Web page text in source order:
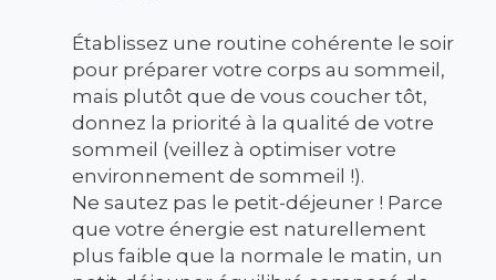
Établissez une routine cohérente le soir
pour préparer votre corps au sommeil,
mais plutôt que de vous coucher tôt,
donnez la priorité à la qualité de votre
sommeil (veillez à optimiser votre
environnement de sommeil !).
Ne sautez pas le petit-déjeuner ! Parce
que votre énergie est naturellement
plus faible que la normale le matin, un